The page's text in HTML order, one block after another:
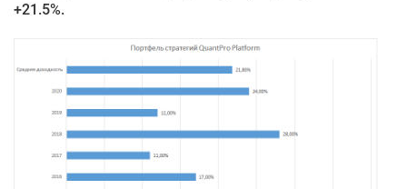
+21.5%.